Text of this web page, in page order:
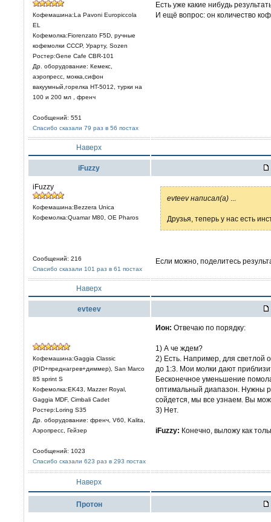
Кофемашина:La Pavoni Europiccola
EL
Кофемолка:Fiorenzato F5D, ручные
кофемолки СССР, Урарту, Sozen
Ростер:Gene Cafe CBR-101
Др. оборудование: Кемекс,
аэропресс, мокка,сифон
вакуумный,горелка HT-5012, турки на
100 и 200 мл , френч
Сообщений: 551
Спасибо сказали 79 раз в 56 постах
Есть уже какие нибудь
И ещё вопрос: он количество
Наверх
iFuzzy
iFuzzy
Кофемашина:Bezzera Unica
Кофемолка:Quamar M80, OE Pharos
Сообщений: 216
Спасибо сказали 101 раз в 61 постах
evteev написал(а)
Друзья, теперь у нас есть
Если можно, поделитесь
Наверх
evteev
Кофемашина:Gaggia Classic
(PID+преднагрев+диммер), San Marco
85 sprint S
Кофемолка:EK43, Mazzer Royal,
Gaggia MDF, Cimbali Cadet
Ростер:Loring S35
Др. оборудование: френч, V60, Kalita,
Аэропресс, Гейзер
Сообщений: 1023
Спасибо сказали 623 раз в 293 постах
Ион: Отвечаю по порядку:
1) А че ждем?
2) Есть. Например, для светлой
до 1:3. Мои молки дают
Бесконечное уменьшение
оптимальный диапазон. Нужны
сойдется, мы все узнаем. Вы
3) Нет.
iFuzzy: Конечно, выложу как
Наверх
Протон